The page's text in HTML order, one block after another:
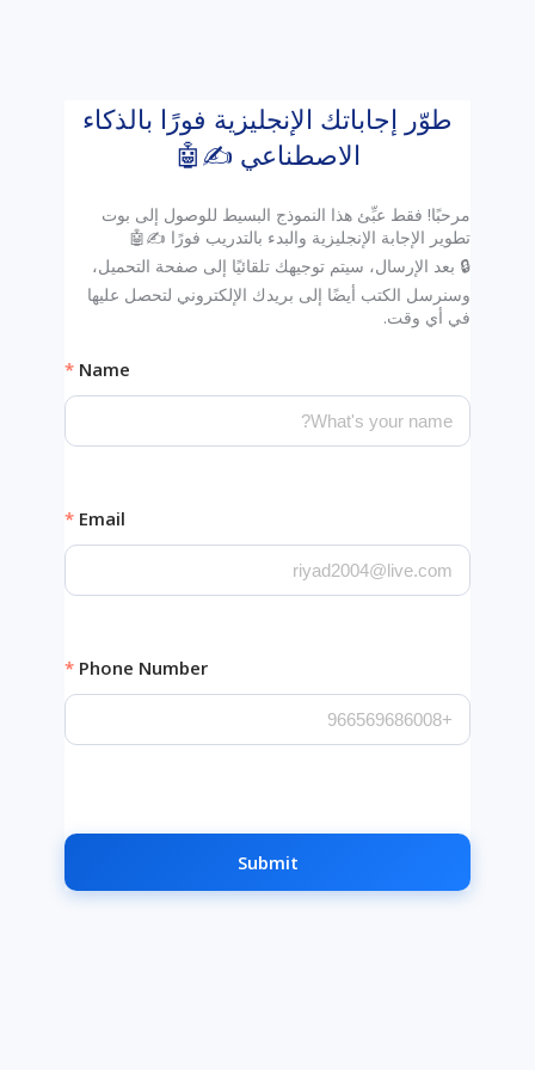
طوّر إجاباتك الإنجليزية فورًا بالذكاء
الاصطناعي ✍️🤖
مرحبًا! فقط عبِّئ هذا النموذج البسيط للوصول إلى بوت
🔒 بعد الإرسال، سيتم توجيهك تلقائيًا إلى صفحة التحميل،
وسنرسل الكتب أيضًا إلى بريدك الإلكتروني لتحصل عليها
في أي وقت.
Name
Email
Phone Number
Submit